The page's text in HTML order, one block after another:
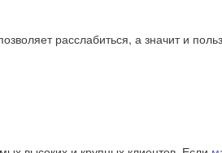
расслабиться, а значит и